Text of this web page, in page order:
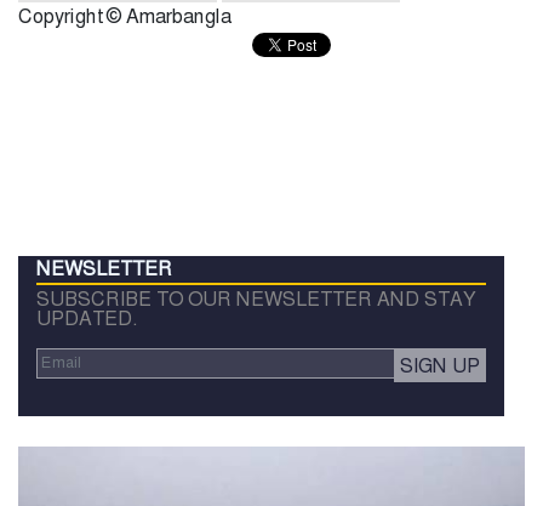
Copyright © Amarbangla
NEWSLETTER
SUBSCRIBE TO OUR NEWSLETTER AND STAY
UPDATED.